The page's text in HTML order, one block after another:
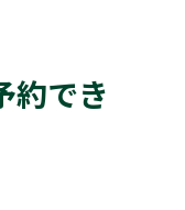
約でき